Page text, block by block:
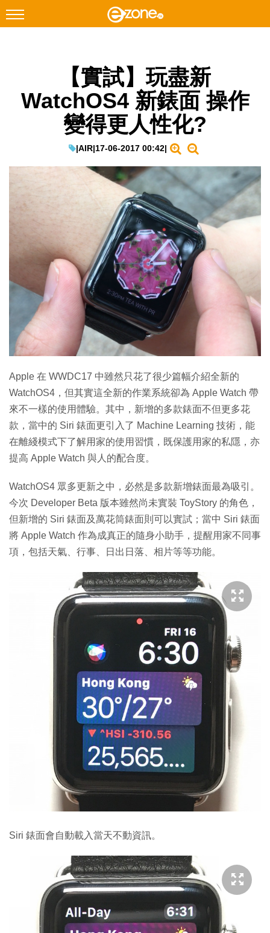
Instagram
科技焦點
教學評測
EduTech
生成式AI與雲端應用
Enterprise Digital Transformation
特集
【實試】玩盡新
WatchOS4 新錶面 操作
變得更人性化?
|AIR|17-06-2017 00:42|
Apple 在 WWDC17 中雖然只花了很少篇幅介紹全新的
WatchOS4，但其實這全新的作業系統卻為 Apple Watch 帶
來不一樣的使用體驗。其中，新增的多款錶面不但更多花
款，當中的 Siri 錶面更引入了 Machine Learning 技術，能
在離綫模式下了解用家的使用習慣，既保護用家的私隱，亦
提高 Apple Watch 與人的配合度。
WatchOS4 眾多更新之中，必然是多款新增錶面最為吸引。
今次 Developer Beta 版本雖然尚未實裝 ToyStory 的角色，
但新增的 Siri 錶面及萬花筒錶面則可以實試；當中 Siri 錶面
將 Apple Watch 作為成真正的隨身小助手，提醒用家不同事
項，包括天氣、行事、日出日落、相片等等功能。
Siri 錶面會自動載入當天不動資訊。